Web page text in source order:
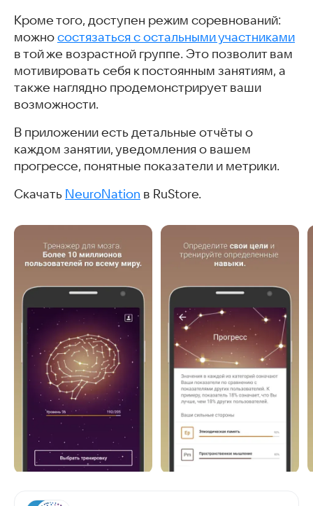
Кроме того, доступен режим соревнований:
можно состязаться с остальными участниками
в той же возрастной группе. Это позволит вам
мотивировать себя к постоянным занятиям, а
также наглядно продемонстрирует ваши
возможности.
В приложении есть детальные отчёты о
каждом занятии, уведомления о вашем
прогрессе, понятные показатели и метрики.
Скачать NeuroNation в RuStore.